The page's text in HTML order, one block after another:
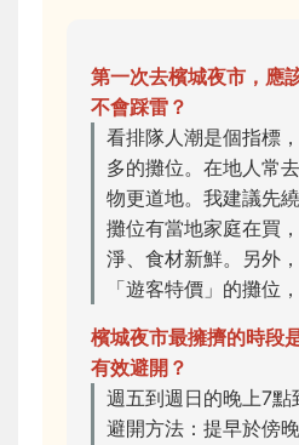
第一次去檳城夜市，應
不會踩雷？
看排隊人潮是個指標
多的攤位。在地人常
物更道地。我建議先
攤位有當地家庭在買
淨、食材新鮮。另外
「遊客特價」的攤位
檳城夜市最擁擠的時段
有效避開？
週五到週日的晚上7點
避開方法：提早於傍